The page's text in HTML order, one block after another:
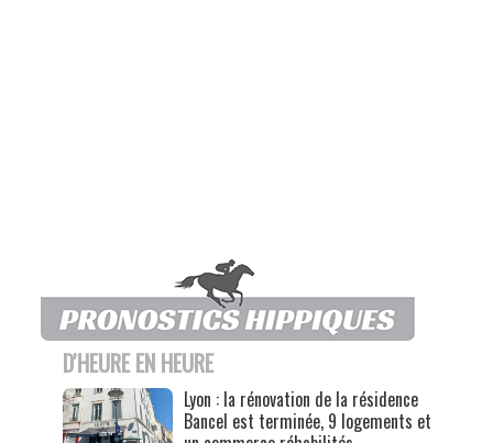
D'HEURE EN HEURE
Lyon : la rénovation de la résidence
Bancel est terminée, 9 logements et